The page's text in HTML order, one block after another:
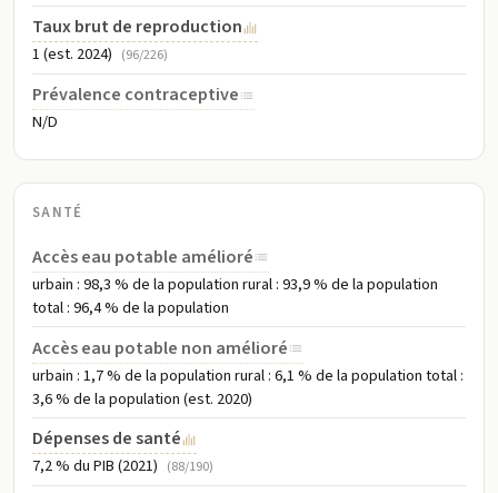
Taux brut de reproduction
1 (est. 2024) (96/226)
Prévalence contraceptive
N/D
SANTÉ
Accès eau potable amélioré
urbain : 98,3 % de la population rural : 93,9 % de la population
total : 96,4 % de la population
Accès eau potable non amélioré
urbain : 1,7 % de la population rural : 6,1 % de la population total :
3,6 % de la population (est. 2020)
Dépenses de santé
7,2 % du PIB (2021) (88/190)